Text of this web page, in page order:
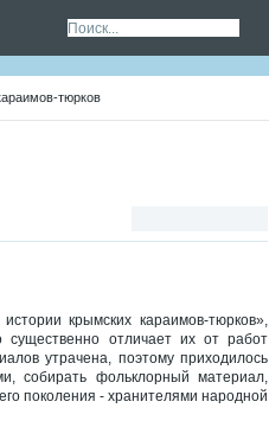
тюрков
крымских караимов-тюрков»,
отличает их от работ
утрачена, поэтому приходилось
собирать фольклорный материал,
поколения - хранителями народной